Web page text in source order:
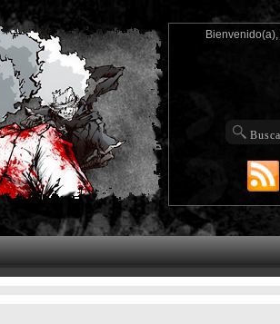
Bienvenido(a),